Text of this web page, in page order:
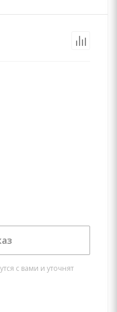
с вами и уточнят